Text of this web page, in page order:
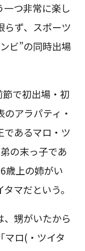
一つ非常に楽し
らず、スポーツ
ビ”の同時出場
で初出場・初
アラパティ・
であるマロ・ツ
の末っ子であ
歳上の姉がい
マだという。
、甥がいたから
マロ(・ツイタ